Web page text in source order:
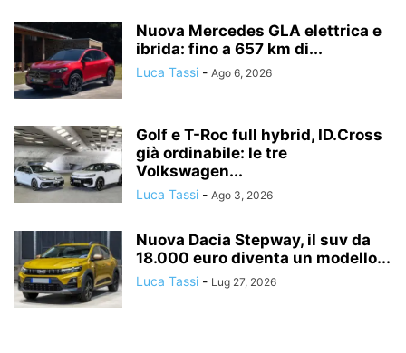
Nuova Mercedes GLA elettrica e
ibrida: fino a 657 km di...
Luca Tassi - Ago 6, 2026
Golf e T-Roc full hybrid, ID.Cross
già ordinabile: le tre
Volkswagen...
Luca Tassi - Ago 3, 2026
Nuova Dacia Stepway, il suv da
18.000 euro diventa un modello...
Luca Tassi - Lug 27, 2026